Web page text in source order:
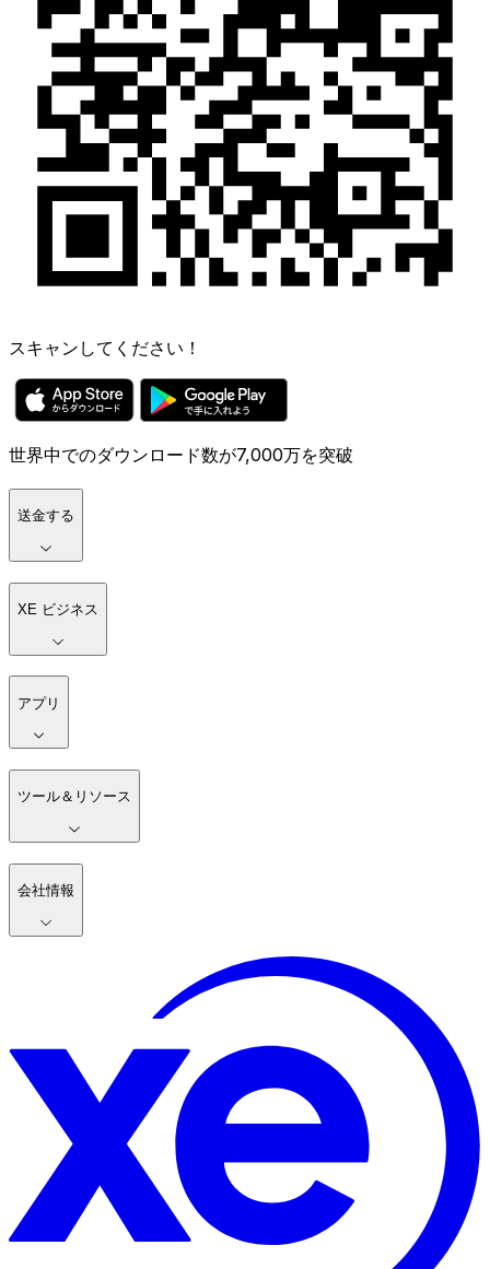
スキャンしてください！
世界中でのダウンロード数が7,000万を突破
送金する
XE ビジネス
アプリ
ツール＆リソース
会社情報